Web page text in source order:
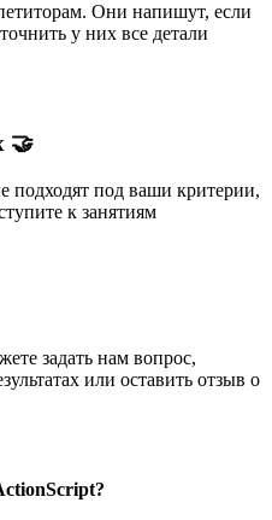
Они напишут, если
у них все детали
🤝
подходят под ваши критерии,
к занятиям
задать нам вопрос,
или оставить отзыв о